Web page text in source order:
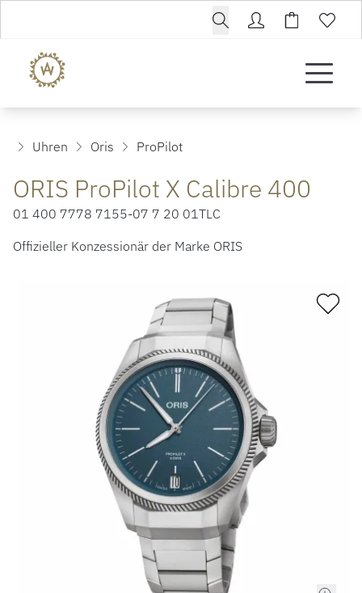
ROLEX CERTIFIED PRE-OWNED
Uhren Oris ProPilot
ORIS ProPilot X Calibre 400
01 400 7778 7155-07 7 20 01TLC
Offizieller Konzessionär der Marke ORIS